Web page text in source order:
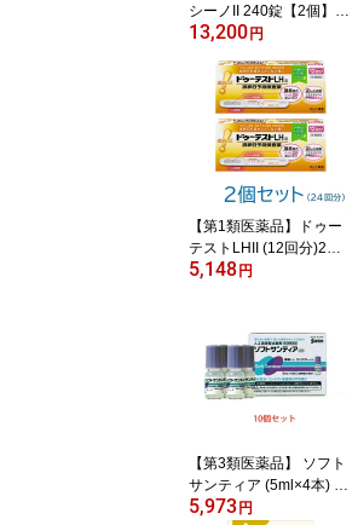
シーノII 240錠【2個】※
要承諾 承諾ボタンを押し
取り しみ トランシーノ
トラネキサム 肝斑 薬 か
んぱん ホワイト シミ取
り トラネキサム酸 錠剤
トランシーノ2 トランシ
ーノii 240 とらんしーの
富士薬品
13,200円
【第1類医薬品】ドゥー
テストLHII (12回分)2個
セット ［排卵日予測検査
5,148円
【第3類医薬品】 ソフト
サンティア (5ml×4本) 10
箱セット
5,973円